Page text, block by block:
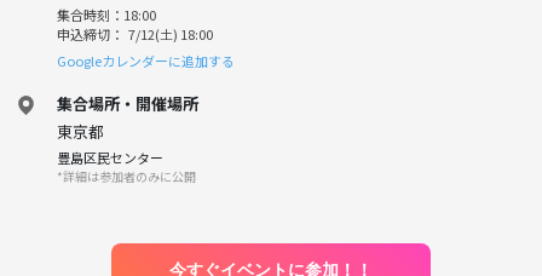
集合時刻：18:00
申込締切： 7/12(土) 18:00
Googleカレンダーに追加する
集合場所・開催場所
東京都
豊島区民センター
*詳細は参加者のみに公開
今すぐイベントに参加！！